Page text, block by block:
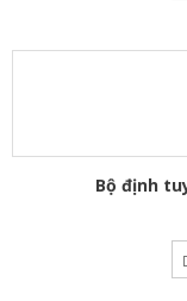
Bộ định